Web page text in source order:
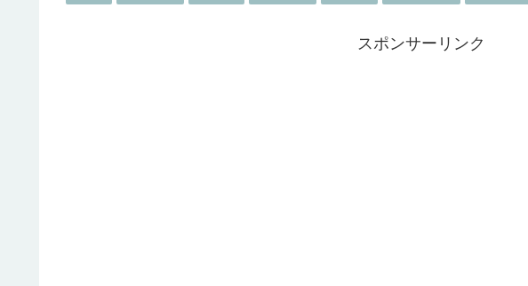
スポンサーリンク